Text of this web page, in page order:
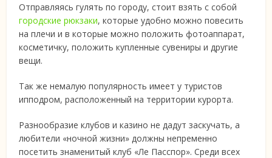
Отправляясь гулять по городу, стоит взять с собой
городские рюкзаки, которые удобно можно повесить
на плечи и в которые можно положить фотоаппарат,
косметичку, положить купленные сувениры и другие
вещи.
Так же немалую популярность имеет у туристов
ипподром, расположенный на территории курорта.
Разнообразие клубов и казино не дадут заскучать, а
любители «ночной жизни» должны непременно
посетить знаменитый клуб «Ле Пасспор». Среди всех